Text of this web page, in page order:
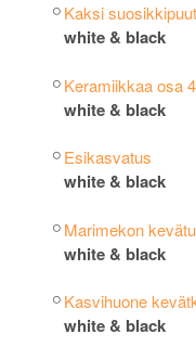
Kaksi
white & black
Keramiikkaa osa 4
white & black
Esikasvatus
white & black
Marimekon
white & black
Kasvihuone
white & black